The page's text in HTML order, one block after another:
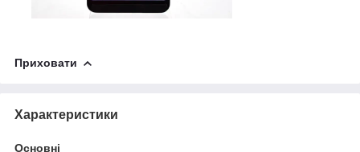
Приховати
Характеристики
Основні